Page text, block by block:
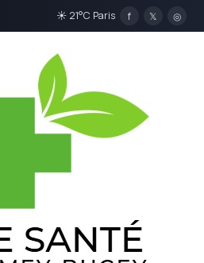
☀ 21°C Paris f 𝕏 ◎